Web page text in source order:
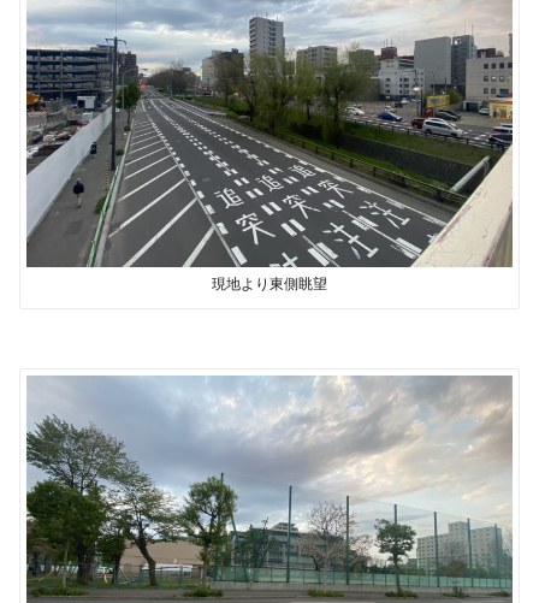
現地より東側眺望